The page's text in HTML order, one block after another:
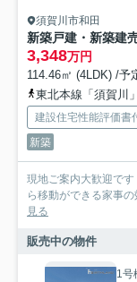
須賀川市和田
3,348万円
114.46㎡ (4LDK) /予
東北本線「須賀川
建設住宅性能評価書
新築
現地ご案内大歓迎で
ら移動ができる家事
見る
販売中の物件
1号